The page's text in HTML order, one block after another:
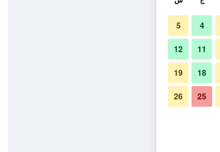
4
5
11
12
18
19
25
26